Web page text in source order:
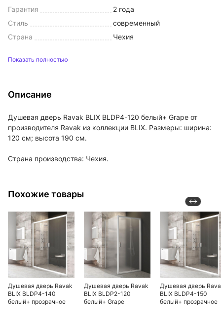
Гарантия
2 года
Стиль
современный
Страна
Чехия
Показать полностью
Описание
Душевая дверь Ravak BLIX BLDP4-120 белый+ Grape от
производителя Ravak из коллекции BLIX. Размеры: ширина:
120 см; высота 190 см.
Страна производства: Чехия.
Похожие товары
Душевая дверь Ravak
BLIX BLDP4-140
белый+ прозрачное
Душевая дверь Ravak
BLIX BLDP2-120
белый+ Grape
Душевая дверь
BLIX BLDP4-150
белый+ прозрачное